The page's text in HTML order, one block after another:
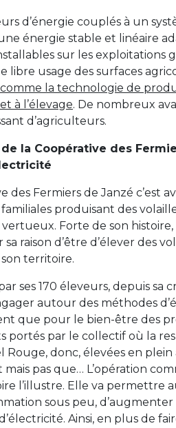
d’énergie couplés à un
énergie stable et linéaire
sur les exploitations
libre usage des surfaces
la technologie de
à l’élevage. De nombreux
d’agriculteurs.
la Coopérative des
des Fermiers de Janzé c’est
produisant des
Forte de son
sa raison d’être d’élever des
territoire.
ses 170 éleveurs, depuis
autour des méthodes
que pour le bien-être des
portés par le collectif où la
Rouge, donc, élevées en
mais pas que… L’opération
l’illustre. Elle va permettre
sous peu,
Ainsi, en plus de